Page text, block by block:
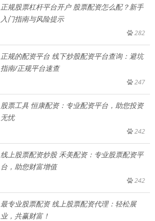
正规股票杠杆平台开户 股票配资怎么配？新手
入门指南与风险提示
282
正规的配资平台 线下炒股配资平台查询：避坑
指南/正规平台速查
247
股票工具 恒康配资：专业配资平台，助您投资
无忧
242
线上股票配资炒股 禾美配资：专业股票配资平
台，助您财富增值
242
最专业股票配资 线上股票配资代理：轻松展
业，共赢财富！